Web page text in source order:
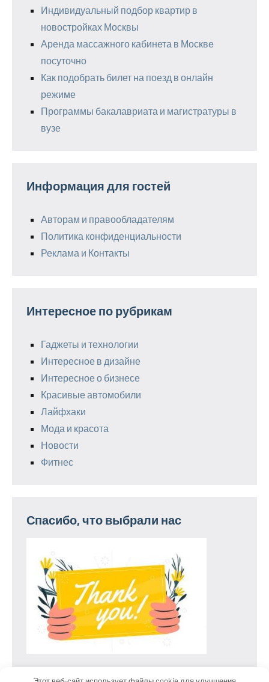
Индивидуальный подбор квартир в
новостройках Москвы
Аренда массажного кабинета в Москве
посуточно
Как подобрать билет на поезд в онлайн
режиме
Программы бакалавриата и магистратуры в
вузе
Информация для гостей
Авторам и правообладателям
Политика конфиденциальности
Реклама и Контакты
Интересное по рубрикам
Гаджеты и технологии
Интересное в дизайне
Интересное о бизнесе
Красивые автомобили
Лайфхаки
Мода и красота
Новости
Фитнес
Спасибо, что выбрали нас